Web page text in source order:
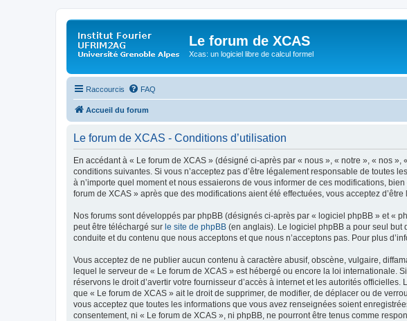
Le forum de XCAS
Xcas: un logiciel libre de calcul formel
Raccourcis FAQ
Accueil du forum
Le forum de XCAS - Conditions d’utilisation
En accédant à « Le forum de XCAS » (désigné ci-après par « nous », « notre », « nos
conditions suivantes. Si vous n’acceptez pas d’être légalement responsable de toutes
à n’importe quel moment et nous essaierons de vous informer de ces modifications,
forum de XCAS » après que des modifications aient été effectuées, vous acceptez
Nos forums sont développés par phpBB (désignés ci-après par « logiciel phpBB » et «
peut être téléchargé sur le site de phpBB (en anglais). Le logiciel phpBB a pour seul but
conduite et du contenu que nous acceptons et que nous n’acceptons pas. Pour plus
Vous acceptez de ne publier aucun contenu à caractère abusif, obscène, vulgaire,
lequel le serveur de « Le forum de XCAS » est hébergé ou encore la loi internationale.
réservons le droit d’avertir votre fournisseur d’accès à internet et les autorités
que « Le forum de XCAS » ait le droit de supprimer, de modifier, de déplacer ou de
vous acceptez que toutes les informations que vous avez renseignées soient
consentement, ni « Le forum de XCAS », ni phpBB, ne pourront être tenus comme